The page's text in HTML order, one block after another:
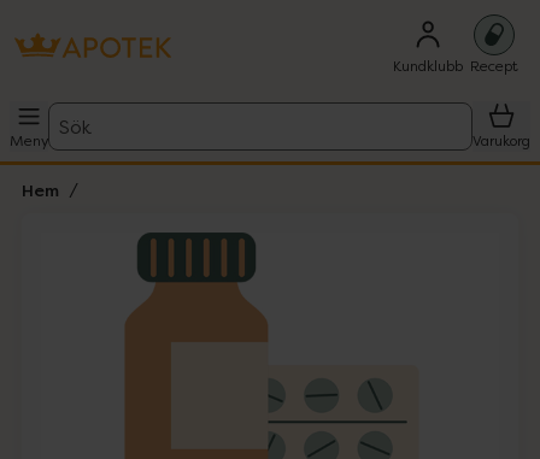
Kundklubb Recept
Meny
Sök
Varukorg
Hem
Lista: . Innehåller 1 objekt.